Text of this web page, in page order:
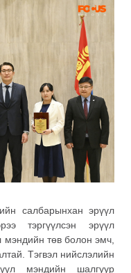
салбарынхан эрүүл
тэргүүлсэн эрүүл
мэндийн төв болон эмч,
Тэгвэл нийслэлийн
мэндийн шалгуур